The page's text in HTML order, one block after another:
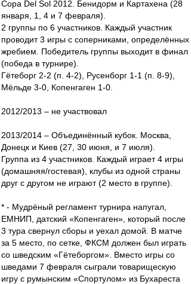
Copa Del Sol 2012. Бенидорм и Картахена (28
января, 1, 4 и 7 февраля).
2 группы по 6 участников. Каждый участник
проводит 3 игры с соперниками, определённых
жребием. Победитель группы выходит в финал
(победа в турнире).
Гётеборг 2-2 (п. 4-2), Русенборг 1-1 (п. 8-9),
Мёльде 3-0, Копенгаген 1-0.
2012/2013 – не участвовал
2013/2014 – Объединённый кубок. Москва,
Донецк и Киев (27, 30 июня, и 7 июля).
Группа из 4 участников. Каждый играет 4 игры
(домашняя/гостевая), клубы из одной страны
друг с другом не играют (2 место в группе).
* - Мудрёный регламент турнира напугал,
ЕМНИП, датский «Копенгаген», который после
3 тура свернул сборы и уехал домой. В матче
за 5 место, по сетке, ФКСМ должен был играть
со шведским «Гётеборгом». Вместо игры со
шведами 7 февраля сыграли товарищескую
игру с румынским «Спортулом» из Бухареста